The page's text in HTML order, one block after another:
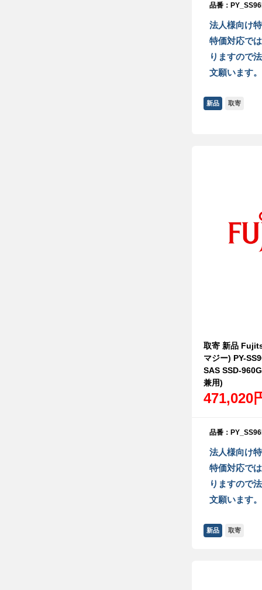
品番：
法人様向け
特価対応で
りますので
文願います。
新品 取寄
取寄 新品
マジー) PY-
SAS SSD-
兼用)
471,020
品番：
法人様向け
特価対応で
りますので
文願います。
新品 取寄